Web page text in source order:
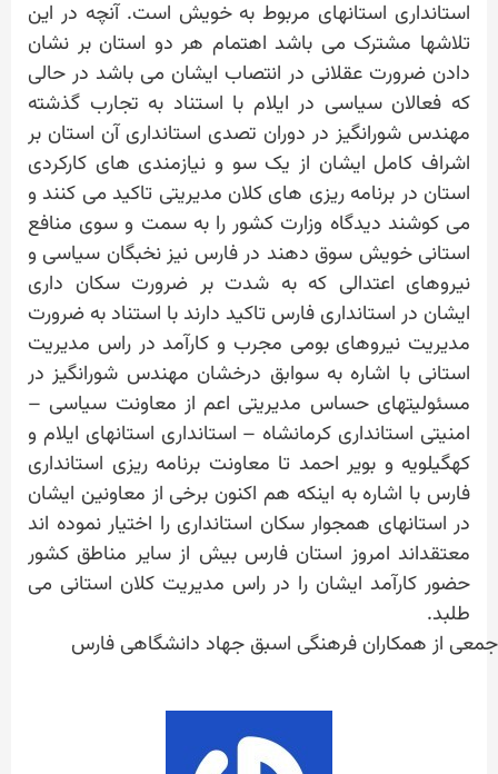
استانداری استانهای مربوط به خویش است. آنچه در این
تلاشها مشترک می باشد اهتمام هر دو استان بر نشان
دادن ضرورت عقلانی در انتصاب ایشان می باشد در حالی
که فعالان سیاسی در ایلام با استناد به تجارب گذشته
مهندس شورانگیز در دوران تصدی استانداری آن استان بر
اشراف کامل ایشان از یک سو و نیازمندی های کارکردی
استان در برنامه ریزی های کلان مدیریتی تاکید می کنند و
می کوشند دیدگاه وزارت کشور را به سمت و سوی منافع
استانی خویش سوق دهند در فارس نیز نخبگان سیاسی و
نیروهای اعتدالی که به شدت بر ضرورت سکان داری
ایشان در استانداری فارس تاکید دارند با استناد به ضرورت
مدیریت نیروهای بومی مجرب و کارآمد در راس مدیریت
استانی با اشاره به سوابق درخشان مهندس شورانگیز در
مسئولیتهای حساس مدیریتی اعم از معاونت سیاسی –
امنیتی استانداری کرمانشاه – استانداری استانهای ایلام و
کهگیلویه و بویر احمد تا معاونت برنامه ریزی استانداری
فارس با اشاره به اینکه هم اکنون برخی از معاونین ایشان
در استانهای همجوار سکان استانداری را اختیار نموده اند
معتقداند امروز استان فارس بیش از سایر مناطق کشور
حضور کارآمد ایشان را در راس مدیریت کلان استانی می
طلبد.
جمعی از همکاران فرهنگی اسبق جهاد دانشگاهی فارس